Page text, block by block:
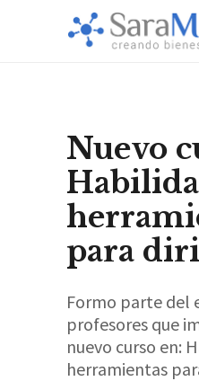
Nuevo
para
Formo parte del
profesores que
nuevo curso en:
herramientas